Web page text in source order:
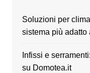
Soluzioni per
sistema più adatto
Infissi e
su Domotea.it